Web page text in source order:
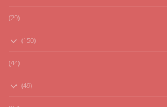
(29)
(150)
(44)
(49)